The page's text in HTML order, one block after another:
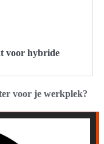
voor hybride
voor je werkplek?